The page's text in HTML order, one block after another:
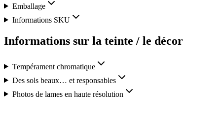
Emballage
Informations SKU
Informations sur la teinte / le décor
Tempérament chromatique
Des sols beaux… et responsables
Photos de lames en haute résolution